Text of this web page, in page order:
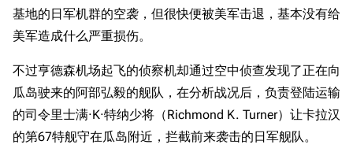
基地的日军机群的空袭，但很快便被美军击退，基本没有给
美军造成什么严重损伤。
不过亨德森机场起飞的侦察机却通过空中侦查发现了正在向
瓜岛驶来的阿部弘毅的舰队，在分析战况后，负责登陆运输
的司令里士满·K·特纳少将（Richmond K. Turner）让卡拉汉
的第67特舰守在瓜岛附近，拦截前来袭击的日军舰队。